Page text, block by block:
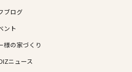
ブログ
ント
様の家づくり
ニュース